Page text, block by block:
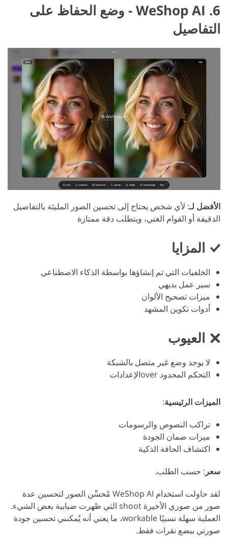
6. WeShop AI - وضع الحفاظ على
التفاصيل
الأفضل لـ: لأي شخص يحتاج إلى تحسين الصور المليئة بالتفاصيل
الدقيقة أو القوام الغني، ويتطلب دقة ممتازة
المزايا
الخلفيات التي تم إنشاؤها بواسطة الذكاء الاصطناعي
سير عمل بديهي
ميزات تصحيح الألوان
أدوات تكوين المشهد
العيوب
لا يوجد وضع غير متصل بالشبكة
التحكم المحدود overالإعدادات
الميزات الرئيسية:
تراكب النصوص والرسومات
ميزات ضمان الجودة
اكتشاف الحافة الذكية
سعر : حسب الطلب.
لقد حاولت استخدام WeShop AI مُحسِّن الصور لتحسين عدة
صور من صوري الأخيرة shoot التي ظهرت ضبابية بعض الشيء.
العملية سهلة نسبيًا workable، ما يعني أنه يُمكنني تحسين جودة
صورتي ببضع نقرات فقط.